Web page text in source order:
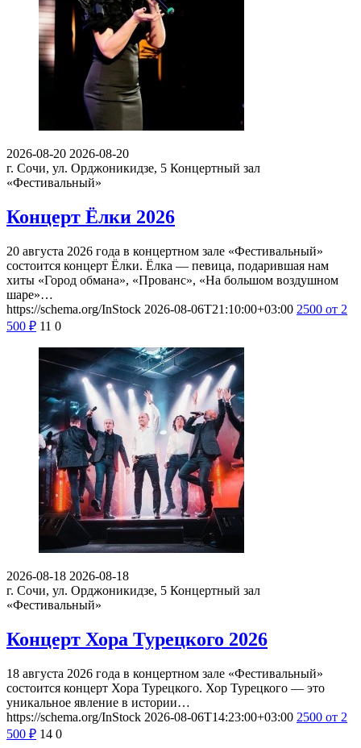
2026-08-20 2026-08-20
г. Сочи, ул. Орджоникидзе, 5 Концертный зал
«Фестивальный»
Концерт Ёлки 2026
20 августа 2026 года в концертном зале «Фестивальный»
состоится концерт Ёлки. Ёлка — певица, подарившая нам
хиты «Город обмана», «Прованс», «На большом воздушном
шаре»…
https://schema.org/InStock 2026-08-06T21:10:00+03:00 2500 от 2
500 ₽ 11 0
2026-08-18 2026-08-18
г. Сочи, ул. Орджоникидзе, 5 Концертный зал
«Фестивальный»
Концерт Хора Турецкого 2026
18 августа 2026 года в концертном зале «Фестивальный»
состоится концерт Хора Турецкого. Хор Турецкого — это
уникальное явление в истории…
https://schema.org/InStock 2026-08-06T14:23:00+03:00 2500 от 2
500 ₽ 14 0